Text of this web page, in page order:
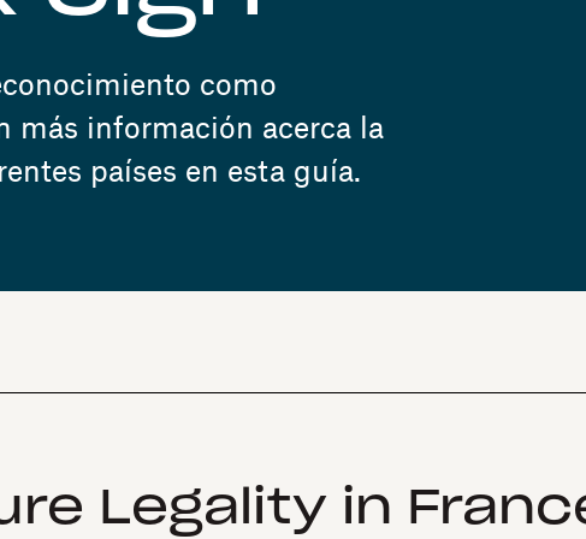
como
más información acerca la
países en esta guía.
Legality in